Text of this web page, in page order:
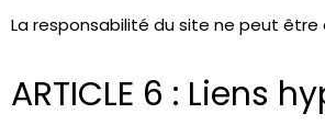
La responsabilité du site ne peut
ARTICLE 6 : Liens